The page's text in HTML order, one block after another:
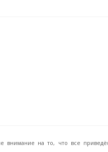
внимание на то, что все